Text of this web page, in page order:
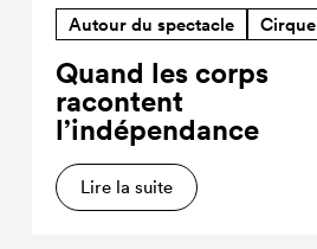
Autour du spectacle Cirque
Quand les corps
racontent
l’indépendance
Lire la suite